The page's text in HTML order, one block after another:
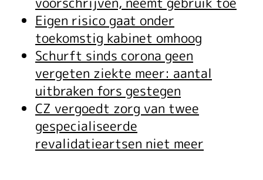
s
g
v
n
t
h
u
f
a
l
b
b
e
n
g
e
k
n
d
m
Eigen risico gaat onder
toekomstig kabinet omhoog
Schurft sinds corona geen
vergeten ziekte meer: aantal
uitbraken fors gestegen
CZ vergoedt zorg van twee
gespecialiseerde
revalidatieartsen niet meer